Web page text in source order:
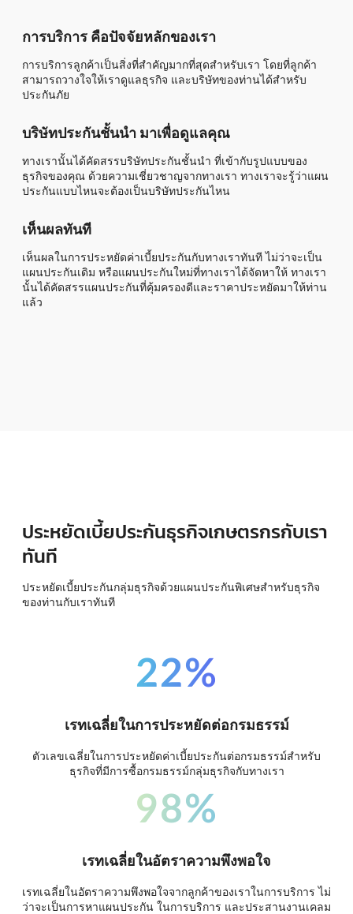
การบริการ คือปัจจัยหลักของเรา
การบริการลูกค้าเป็นสิ่งที่สำคัญมากที่สุดสำหรับเรา โดยที่ลูกค้า
สามารถวางใจให้เราดูแลธุรกิจ และบริษัทของท่านได้สำหรับ
ประกันภัย
บริษัทประกันชั้นนำ มาเพื่อดูแลคุณ
ทางเรานั้นได้คัดสรรบริษัทประกันชั้นนำ ที่เข้ากับรูปแบบของ
ธุรกิจของคุณ ด้วยความเชี่ยวชาญจากทางเรา ทางเราจะรู้ว่าแผน
ประกันแบบไหนจะต้องเป็นบริษัทประกันไหน
เห็นผลทันที
เห็นผลในการประหยัดค่าเบี้ยประกันกับทางเราทันที ไม่ว่าจะเป็น
แผนประกันเดิม หรือแผนประกันใหม่ที่ทางเราได้จัดหาให้ ทางเรา
นั้นได้คัดสรรแผนประกันที่คุ้มครองดีและราคาประหยัดมาให้ท่าน
แล้ว
ประหยัดเบี้ยประกันธุรกิจเกษตรกรกับเรา
ทันที
ประหยัดเบี้ยประกันกลุ่มธุรกิจด้วยแผนประกันพิเศษสำหรับธุรกิจ
ของท่านกับเราทันที
22%
เรทเฉลี่ยในการประหยัดต่อกรมธรรม์
ตัวเลขเฉลี่ยในการประหยัดค่าเบี้ยประกันต่อกรมธรรม์สำหรับ
ธุรกิจที่มีการซื้อกรมธรรม์กลุ่มธุรกิจกับทางเรา
98%
เรทเฉลี่ยในอัตราความพึงพอใจ
เรทเฉลี่ยในอัตราความพึงพอใจจากลูกค้าของเราในการบริการ ไม่
ว่าจะเป็นการหาแผนประกัน ในการบริการ และประสานงานเคลม